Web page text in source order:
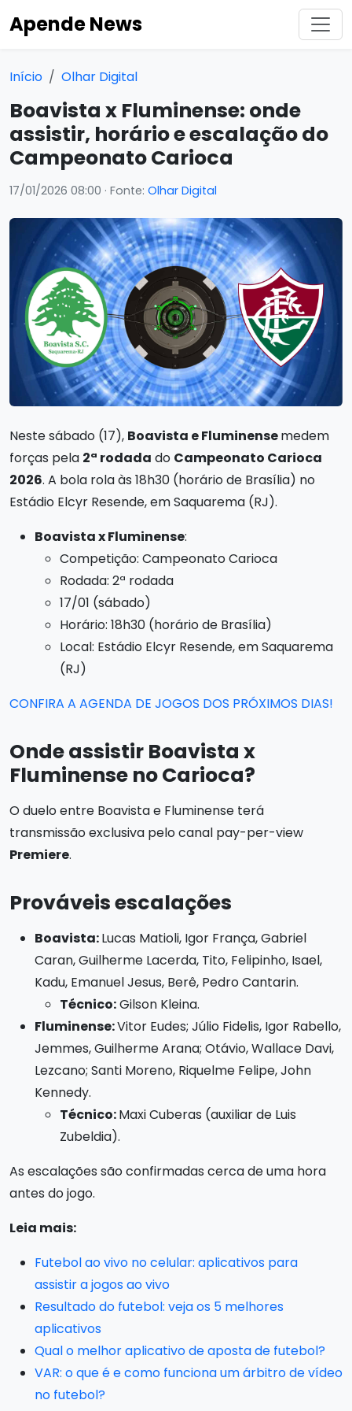
Apende News
Início Olhar Digital
Boavista x Fluminense: onde
assistir, horário e escalação do
Campeonato Carioca
17/01/2026 08:00 · Fonte: Olhar Digital
Neste sábado (17), Boavista e Fluminensemedem
forças pela 2ª rodada do Campeonato Carioca
2026. A bola rola às 18h30 (horário de Brasília) no
Estádio Elcyr Resende, em Saquarema (RJ).
Boavista x Fluminense:
Competição: Campeonato Carioca
Rodada: 2ª rodada
17/01 (sábado)
Horário: 18h30 (horário de Brasília)
​Local: Estádio Elcyr Resende, em Saquarema
(RJ)
CONFIRA A AGENDA DE JOGOS DOS PRÓXIMOS DIAS!
Onde assistir Boavista x
Fluminense no Carioca?
O duelo entre Boavista e Fluminense terá
transmissão exclusiva pelo canal pay-per-view
Premiere.
Prováveis escalações
Boavista:Lucas Matioli, Igor França, Gabriel
Caran, Guilherme Lacerda, Tito, Felipinho, Isael,
Kadu, Emanuel Jesus, Berê, Pedro Cantarin.
Técnico:Gilson Kleina.
Fluminense:Vitor Eudes; Júlio Fidelis, Igor Rabello,
Jemmes, Guilherme Arana; Otávio, Wallace Davi,
Lezcano; Santi Moreno, Riquelme Felipe, John
Kennedy.
Técnico:Maxi Cuberas (auxiliar de Luis
Zubeldia).
As escalações são confirmadas cerca de uma hora
antes do jogo.
Leia mais:
Futebol ao vivo no celular: aplicativos para
assistir a jogos ao vivo
Resultado do futebol: veja os 5 melhores
aplicativos
Qual o melhor aplicativo de aposta de futebol?
VAR: o que é e como funciona um árbitro de vídeo
no futebol?